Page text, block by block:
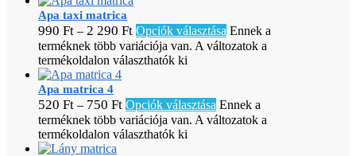
Apa taxi matrica
990 Ft – 2 290 Ft Opciók választása Ennek a
terméknek több variációja van. A változatok a
termékoldalon választhatók ki
Apa matrica 4
520 Ft – 750 Ft Opciók választása Ennek a
terméknek több variációja van. A változatok a
termékoldalon választhatók ki